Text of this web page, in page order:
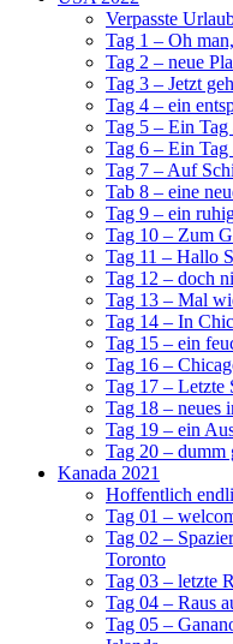
Verpasste
Tag 1 – Oh
Tag 2 – neue
Tag 3 – Jetzt
Tag 4 – ein
Tag 5 – Ein
Tag 6 – Ein
Tag 7 – Auf
Tab 8 – eine
Tag 9 – ein
Tag 10 – Zum
Tag 11 – Hallo
Tag 12 – doch
Tag 13 – Mal
Tag 14 – In
Tag 15 – ein
Tag 16 –
Tag 17 – Letzte
Tag 18 – neues
Tag 19 – ein
Tag 20 – dumm
Kanada 2021
Hoffentlich
Tag 01 –
Tag 02 –
Toronto
Tag 03 – letzte
Tag 04 – Raus
Tag 05 –